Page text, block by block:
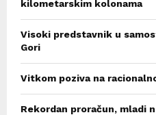
kilometarskim kolonama
Visoki predstavnik u
Gori
Vitkom poziva na
Rekordan proračun, mladi